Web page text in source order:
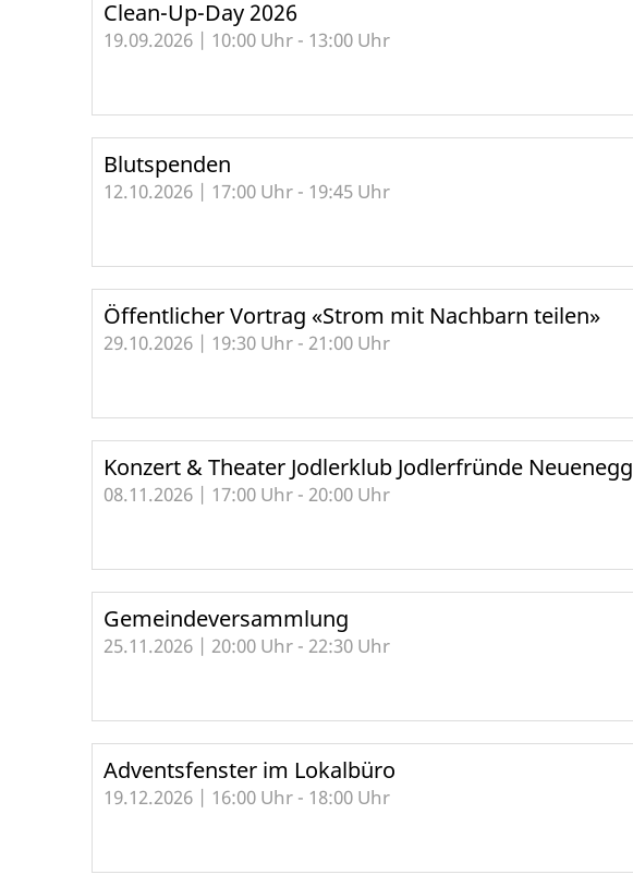
Clean-Up-Day 2026
19.09.2026 | 10:00 Uhr - 13:00 Uhr
Blutspenden
12.10.2026 | 17:00 Uhr - 19:45 Uhr
Öffentlicher Vortrag «Strom mit Nachbarn teilen»
29.10.2026 | 19:30 Uhr - 21:00 Uhr
Konzert & Theater Jodlerklub Jodlerfründe Neuenegg
08.11.2026 | 17:00 Uhr - 20:00 Uhr
Gemeindeversammlung
25.11.2026 | 20:00 Uhr - 22:30 Uhr
Adventsfenster im Lokalbüro
19.12.2026 | 16:00 Uhr - 18:00 Uhr